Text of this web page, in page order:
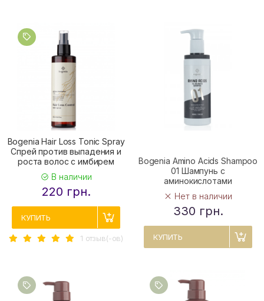
Bogenia Hair Loss Tonic Spray
Спрей против выпадения и
роста волос с имбирем
В наличии
220 грн.
КУПИТЬ
1 отзыв(-ов)
Bogenia Amino Acids Shampoo
01 Шампунь с
аминокислотами
Нет в наличии
330 грн.
КУПИТЬ